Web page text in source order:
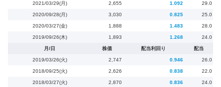
2021/03/29(月) 2,655 1.092 29.0
2020/09/28(月) 3,030 0.825 25.0
2020/03/27(金) 1,888 1.483 28.0
2019/09/26(木) 1,893 1.268 24.0
月/日 株価 配当利回り 配当
2019/03/26(火) 2,747 0.946 26.0
2018/09/25(火) 2,626 0.838 22.0
2018/03/27(火) 2,870 0.836 24.0